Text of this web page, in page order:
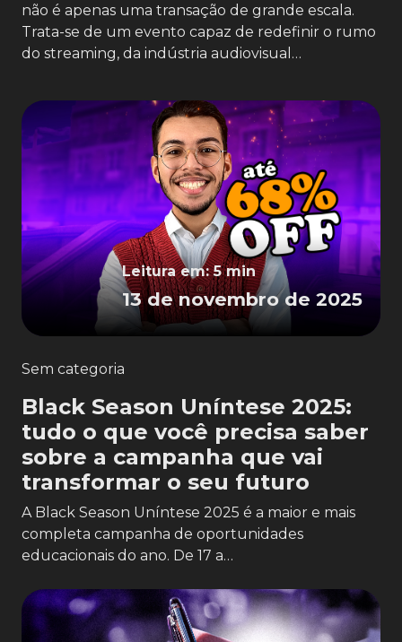
não é apenas uma transação de grande escala.
Trata-se de um evento capaz de redefinir o rumo
do streaming, da indústria audiovisual…
Leitura em: 5 min
13 de novembro de 2025
Sem categoria
Black Season Uníntese 2025:
tudo o que você precisa saber
sobre a campanha que vai
transformar o seu futuro
A Black Season Uníntese 2025 é a maior e mais
completa campanha de oportunidades
educacionais do ano. De 17 a…